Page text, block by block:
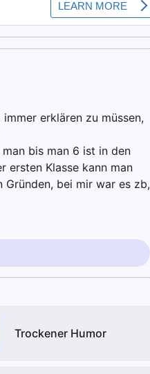
erklären zu müssen,
bis man 6 ist in den
ersten Klasse kann man
Gründen, bei mir war es zb,
Trockener Humor